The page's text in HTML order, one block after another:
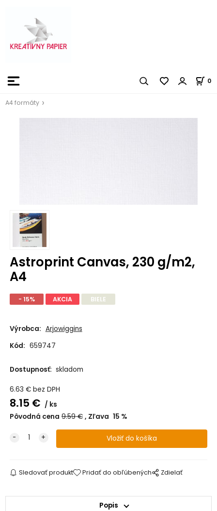
0
A4 formáty
Astroprint Canvas, 230 g/m2,
A4
- 15% AKCIA BIELE
Výrobca: Arjowiggins
Kód: 659747
Dostupnosť: skladom
6.63 € bez DPH
8.15 €
ks
Pôvodná cena 9.59€ Zľava 15 %
Sledovať produkt Pridať do obľúbených Zdielať
Popis